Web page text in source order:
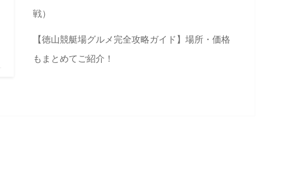
戦）
【徳山競艇場グルメ完全攻略ガイド】場所・価格
もまとめてご紹介！